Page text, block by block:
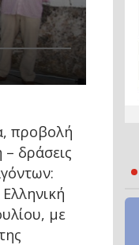
προβολή
δράσεις
με